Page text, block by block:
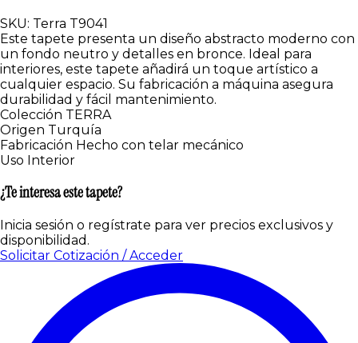
SKU: Terra T9041
Este tapete presenta un diseño abstracto moderno con
un fondo neutro y detalles en bronce. Ideal para
interiores, este tapete añadirá un toque artístico a
cualquier espacio. Su fabricación a máquina asegura
durabilidad y fácil mantenimiento.
Colección TERRA
Origen Turquía
Fabricación Hecho con telar mecánico
Uso Interior
¿Te interesa este tapete?
Inicia sesión o regístrate para ver precios exclusivos y
disponibilidad.
Solicitar Cotización / Acceder